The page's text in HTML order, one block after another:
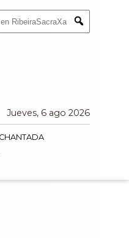
Submit
Jueves, 6 ago 2026
CHANTADA